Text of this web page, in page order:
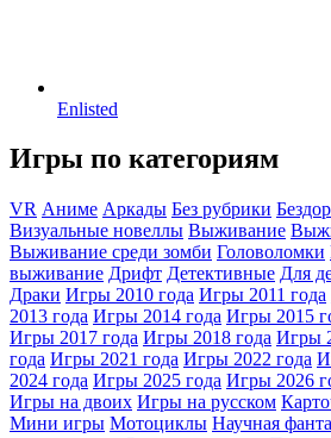
Enlisted
Игры по категориям
VR Аниме Аркады Без рубрики
Визуальные новеллы Выживание
Выживание среди зомби Головоломки
выживание Дрифт Детективные Для
Драки Игры 2010 года Игры 2011 года
2013 года Игры 2014 года Игры 2015
Игры 2017 года Игры 2018 года Игры
года Игры 2021 года Игры 2022 года
2024 года Игры 2025 года Игры 2026
Игры на двоих Игры на русском
Мини игры Мотоциклы Научная